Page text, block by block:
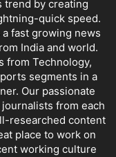
trend by creating
quick speed.
fast growing news
India and world.
from Technology,
segments in a
Our passionate
from each
researched content
place to work on
working culture